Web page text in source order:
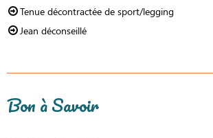
Tenue décontractée de sport/legging
Jean déconseillé
Bon à Savoir